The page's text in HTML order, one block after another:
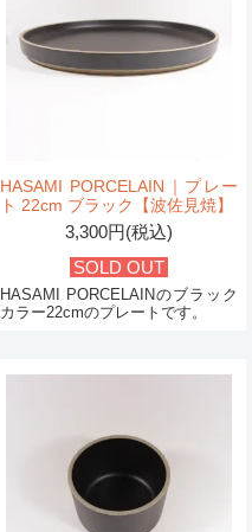
HASAMI PORCELAIN｜プレー
ト 22cm ブラック【波佐見焼】
3,300円(税込)
SOLD OUT
HASAMI PORCELAINのブラック
カラー22cmのプレートです。